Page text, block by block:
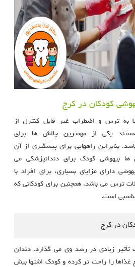
کودکان در کرج
به ترس و اضطراب غیر قابل کنترل از
یکی از مهمترین چالش ها برای
بنابراین راههایی برای پیشگیری از آن
بيهوشی كودک برای دندانپزشكی می
دارای مزایای بسیاری، برای افراد با
ترس می باشد. همچنین برای کودکانی که
است.
در کرج
تأثیر زیادی در رشد وی می گذارد. دندان
غذاها را راحت تر کرده و کودک اشتها بیش